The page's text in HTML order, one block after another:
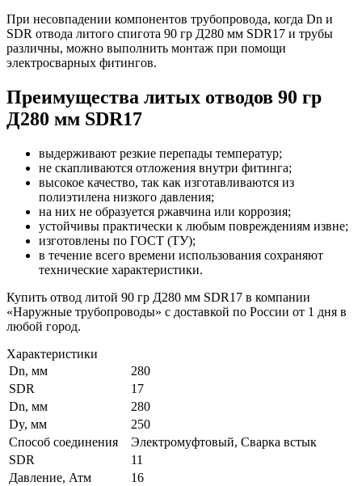
При несовпадении компонентов трубопровода, когда Dn и
SDR отвода литого спигота 90 гр Д280 мм SDR17 и трубы
различны, можно выполнить монтаж при помощи
электросварных фитингов.
Преимущества литых отводов 90 гр
Д280 мм SDR17
выдерживают резкие перепады температур;
не скапливаются отложения внутри фитинга;
высокое качество, так как изготавливаются из
полиэтилена низкого давления;
на них не образуется ржавчина или коррозия;
устойчивы практически к любым повреждениям извне;
изготовлены по ГОСТ (ТУ);
в течение всего времени использования сохраняют
технические характеристики.
Купить отвод литой 90 гр Д280 мм SDR17 в компании
«Наружные трубопроводы» с доставкой по России от 1 дня в
любой город.
Характеристики
Dn, мм
280
SDR
17
Dn, мм
280
Dy, мм
250
Способ соединения
Электромуфтовый, Сварка встык
SDR
11
Давление, Атм
16